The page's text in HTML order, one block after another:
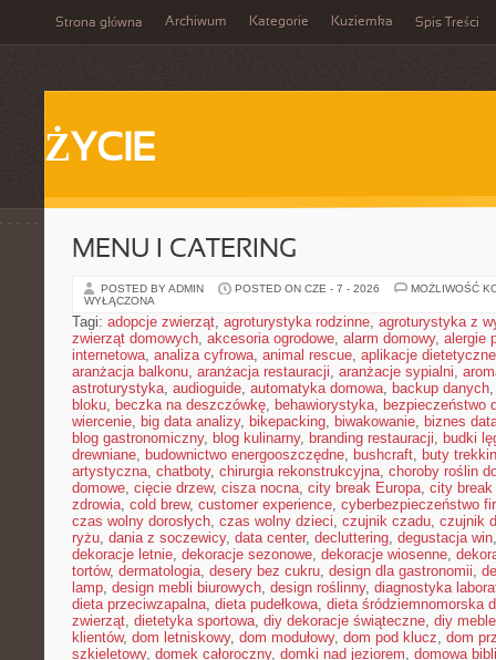
Strona główna Archiwum Kategorie Kuziemka Spis Treści
ŻYCIE
MENU I CATERING
POSTED BY ADMIN POSTED ON CZE - 7 - 2026
MOŻLIWOŚĆ
WYŁĄCZONA
Tagi: adopcje zwierząt, agroturystyka rodzinne, agroturystyka z
zwierząt domowych, akcesoria ogrodowe, alarm domowy, alergie
internetowa, analiza cyfrowa, animal rescue, aplikacje dietetyczne
aranżacja balkonu, aranżacja restauracji, aranżacje sypialni,
astroturystyka, audioguide, automatyka domowa, backup danych
bloku, beczka na deszczówkę, behawiorystyka, bezpieczeństwo
wiercenie, big data analizy, bikepacking, biwakowanie, biznes
blog gastronomiczny, blog kulinarny, branding restauracji, budki
drewniane, budownictwo energooszczędne, bushcraft, buty
artystyczna, chatboty, chirurgia rekonstrukcyjna, choroby roślin
domowe, cięcie drzew, cisza nocna, city break Europa, city
zdrowia, cold brew, customer experience, cyberbezpieczeństwo
czas wolny dorosłych, czas wolny dzieci, czujnik czadu, czujnik
ryżu, dania z soczewicy, data center, decluttering, degustacja win
dekoracje letnie, dekoracje sezonowe, dekoracje wiosenne,
tortów, dermatologia, desery bez cukru, design dla gastronomii,
lamp, design mebli biurowych, design roślinny, diagnostyka
dieta przeciwzapalna, dieta pudełkowa, dieta śródziemnomorska
zwierząt, dietetyka sportowa, diy dekoracje świąteczne, diy
klientów, dom letniskowy, dom modułowy, dom pod klucz, dom
szkieletowy, domek całoroczny, domki nad jeziorem, domowa